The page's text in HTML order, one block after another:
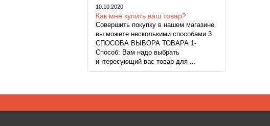
10.10.2020
Как мне купить ваш товар?
Совершить покупку в нашем магазине
вы можете несколькими способами 3
СПОСОБА ВЫБОРА ТОВАРА 1-
Способ: Вам надо выбрать
интересующий вас товар для ...